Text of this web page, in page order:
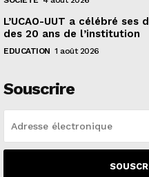
L’UCAO-UUT a célébré
des 20 ans de l’institution
EDUCATION 1 août 2026
Souscrire